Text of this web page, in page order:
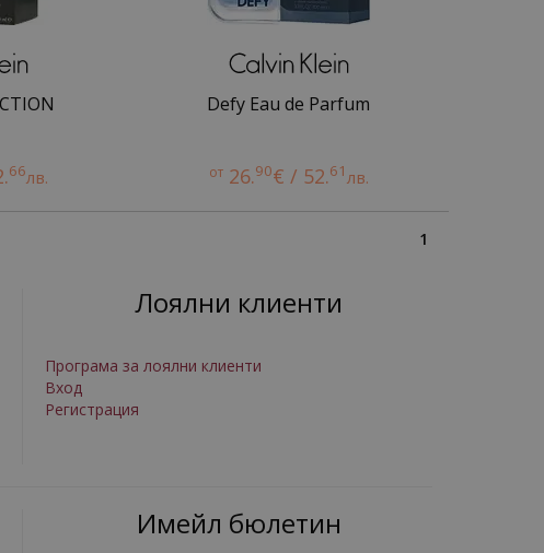
66лв.
Defy Eau de Parfum
от 26.90€ / 52.61лв.
1
Лоялни клиенти
Програма за лоялни клиенти
Вход
Регистрация
Имейл бюлетин